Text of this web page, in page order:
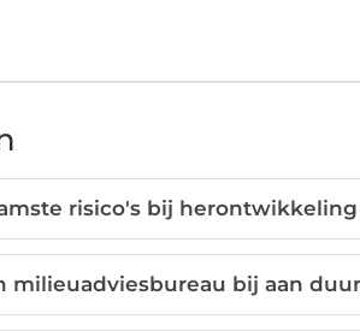
risico's bij
milieuadviesbureau bij aan